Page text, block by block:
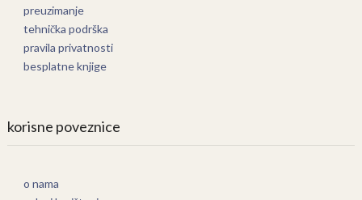
preuzimanje
tehnička podrška
pravila privatnosti
besplatne knjige
korisne poveznice
o nama